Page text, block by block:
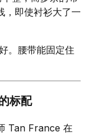
，即使衬衫大了一
。腰带能固定住
标配
Tan France 在